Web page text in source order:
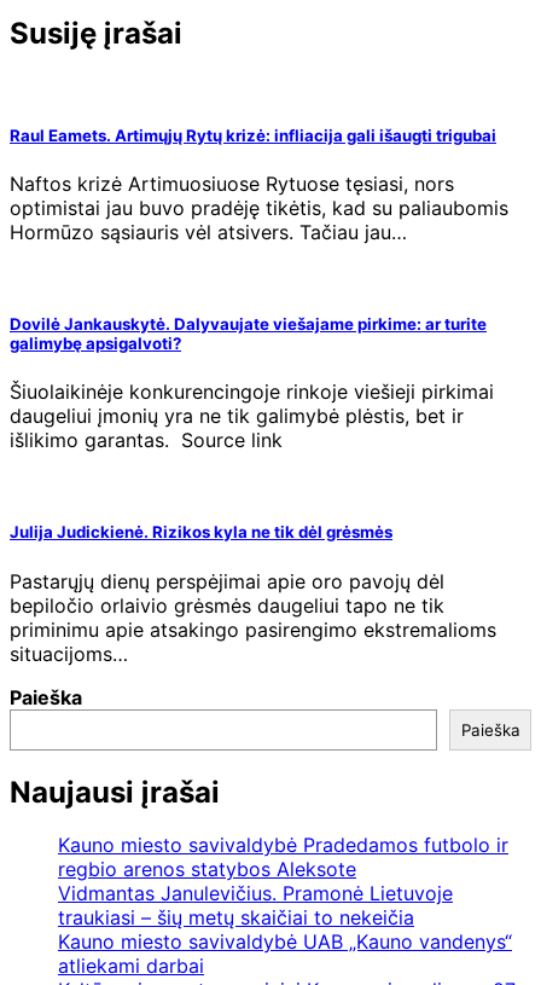
Susiję įrašai
Raul Eamets. Artimųjų Rytų krizė: infliacija gali išaugti trigubai
Naftos krizė Artimuosiuose Rytuose tęsiasi, nors
optimistai jau buvo pradėję tikėtis, kad su paliaubomis
Hormūzo sąsiauris vėl atsivers. Tačiau jau…
Dovilė Jankauskytė. Dalyvaujate viešajame pirkime: ar turite
galimybę apsigalvoti?
Šiuolaikinėje konkurencingoje rinkoje viešieji pirkimai
daugeliui įmonių yra ne tik galimybė plėstis, bet ir
išlikimo garantas. Source link
Julija Judickienė. Rizikos kyla ne tik dėl grėsmės
Pastarųjų dienų perspėjimai apie oro pavojų dėl
bepiločio orlaivio grėsmės daugeliui tapo ne tik
priminimu apie atsakingo pasirengimo ekstremalioms
situacijoms…
Paieška
Paieška
Naujausi įrašai
Kauno miesto savivaldybė Pradedamos futbolo ir
regbio arenos statybos Aleksote
Vidmantas Janulevičius. Pramonė Lietuvoje
traukiasi – šių metų skaičiai to nekeičia
Kauno miesto savivaldybė UAB „Kauno vandenys“
atliekami darbai